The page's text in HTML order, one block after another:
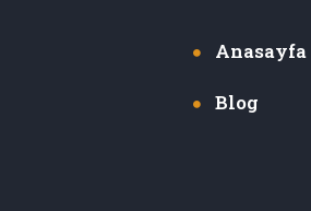
Anasayfa
Blog